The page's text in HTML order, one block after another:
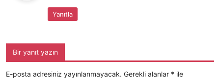
Yanıtla
Bir yanıt yazın
E-posta adresiniz yayınlanmayacak. Gerekli alanlar * ile